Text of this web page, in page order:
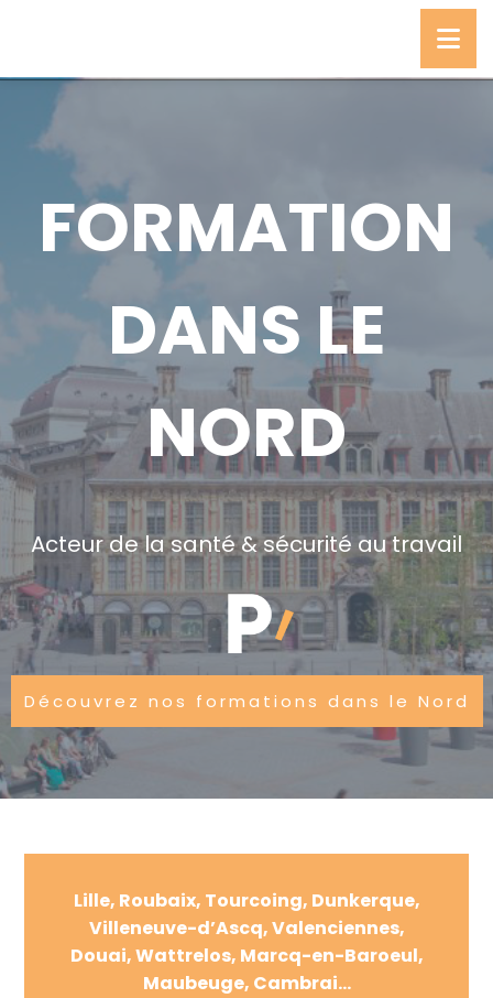
FORMATION
DANS LE
NORD
Acteur de la santé & sécurité au travail
Découvrez nos formations dans le Nord
Lille, Roubaix, Tourcoing, Dunkerque,
Villeneuve-d’Ascq, Valenciennes,
Douai, Wattrelos, Marcq-en-Baroeul,
Maubeuge, Cambrai…